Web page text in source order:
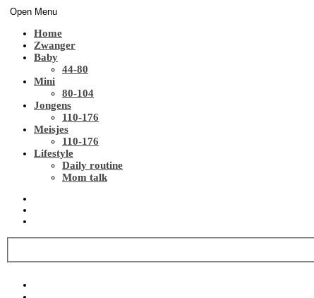
Open Menu
Home
Zwanger
Baby
44-80
Mini
80-104
Jongens
110-176
Meisjes
110-176
Lifestyle
Daily routine
Mom talk